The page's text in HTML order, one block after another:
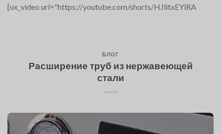
[ux_video url="https://youtube.com/shorts/HJlitxEYlRA
БЛОГ
Расширение труб из нержавеющей
стали